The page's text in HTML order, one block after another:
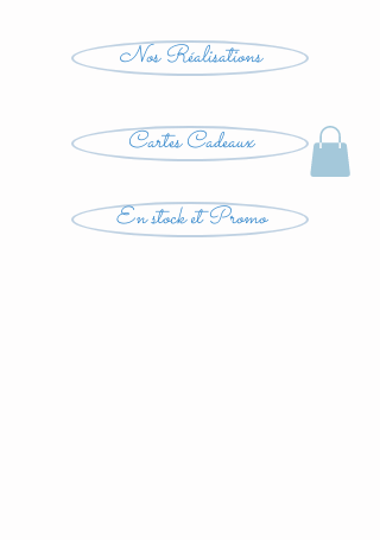
Nos Réalisations
Cartes Cadeaux
En stock et Promo